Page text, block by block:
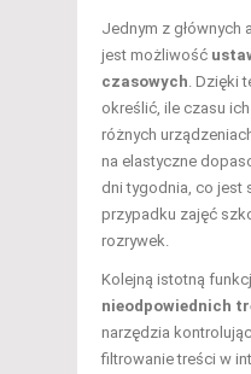
Jednym z
jest możliwość
czasowych . Dzięki
określić, ile czasu
różnych
na elastyczne
dni tygodnia, co jest
przypadku zajęć
rozrywek.
Kolejną istotną
nieodpowiednich
narzędzia
filtrowanie treści w